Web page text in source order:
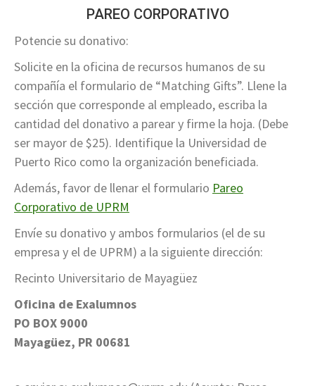
PAREO CORPORATIVO
Potencie su donativo:
Solicite en la oficina de recursos humanos de su
compañía el formulario de “Matching Gifts”. Llene la
sección que corresponde al empleado, escriba la
cantidad del donativo a parear y firme la hoja. (Debe
ser mayor de $25). Identifique la Universidad de
Puerto Rico como la organización beneficiada.
Además, favor de llenar el formulario Pareo
Corporativo de UPRM
Envíe su donativo y ambos formularios (el de su
empresa y el de UPRM) a la siguiente dirección:
Recinto Universitario de Mayagüez
Oficina de Exalumnos
PO BOX 9000
Mayagüez, PR 00681